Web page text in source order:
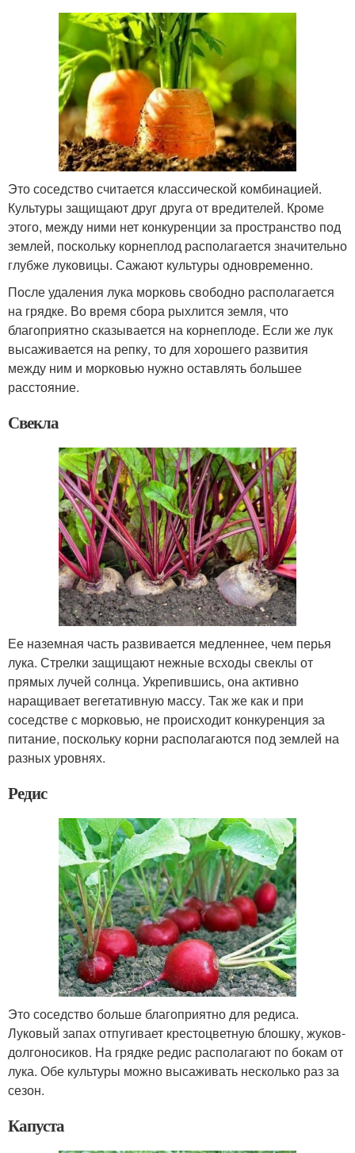
Это соседство считается классической комбинацией.
Культуры защищают друг друга от вредителей. Кроме
этого, между ними нет конкуренции за пространство под
землей, поскольку корнеплод располагается значительно
глубже луковицы. Сажают культуры одновременно.
После удаления лука морковь свободно располагается
на грядке. Во время сбора рыхлится земля, что
благоприятно сказывается на корнеплоде. Если же лук
высаживается на репку, то для хорошего развития
между ним и морковью нужно оставлять большее
расстояние.
Свекла
Ее наземная часть развивается медленнее, чем перья
лука. Стрелки защищают нежные всходы свеклы от
прямых лучей солнца. Укрепившись, она активно
наращивает вегетативную массу. Так же как и при
соседстве с морковью, не происходит конкуренция за
питание, поскольку корни располагаются под землей на
разных уровнях.
Редис
Это соседство больше благоприятно для редиса.
Луковый запах отпугивает крестоцветную блошку, жуков-
долгоносиков. На грядке редис располагают по бокам от
лука. Обе культуры можно высаживать несколько раз за
сезон.
Капуста